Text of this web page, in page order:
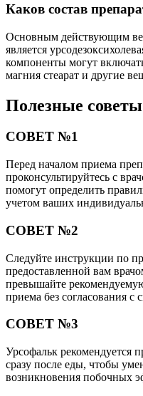
Каков состав
Основным действующим
является
компоненты могут
магния стеарат и другие
Полезные советы
СОВЕТ №1
Перед началом приема
проконсультируйтесь с
помогут определить
учетом ваших
СОВЕТ №2
Следуйте инструкции по
предоставленной вам
превышайте
приема без согласования с
СОВЕТ №3
Урсофальк рекомендуется
сразу после еды, чтобы
возникновения побочных